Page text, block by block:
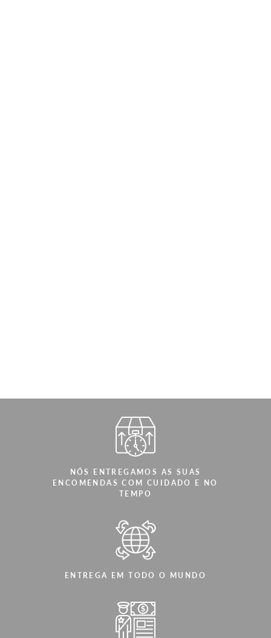
NÓS ENTREGAMOS AS SUAS
ENCOMENDAS COM CUIDADO E NO
TEMPO
ENTREGA EM TODO O MUNDO